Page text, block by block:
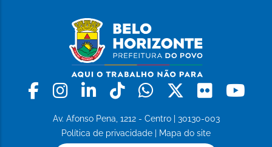
Facebook
Instagram
LinkedinTiktokWhatsapp
X Flickr
Av. Afonso Pena, 1212 - Centro | 30130-003
Política de privacidade
Mapa do site